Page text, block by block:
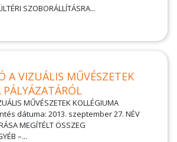
SZOBORÁLLÍTÁSRA...
A VIZUÁLIS MŰVÉSZETEK
MŰVÉSZETEK KOLLÉGIUMA
dátuma: 2013. szeptember 27. NÉV
MEGÍTÉLT ÖSSZEG
–...